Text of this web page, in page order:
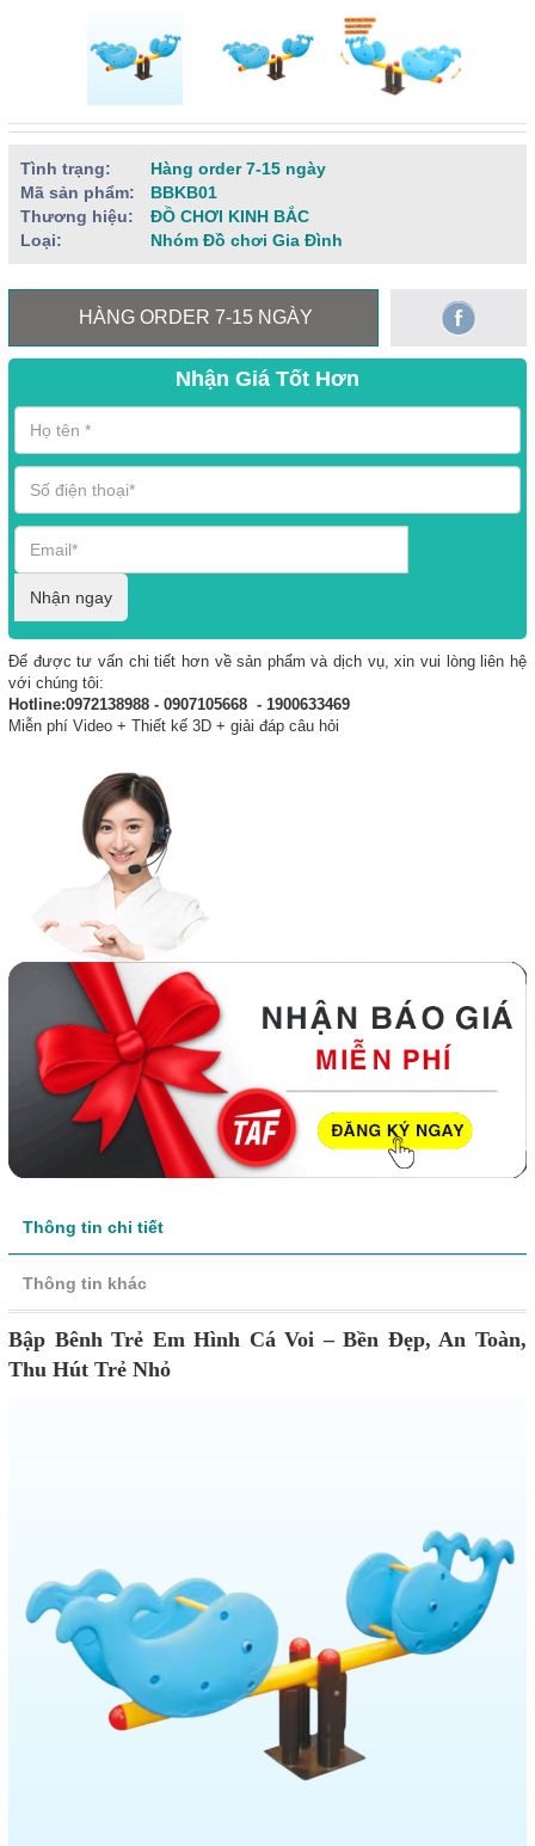
Tình trạng:
Hàng order 7-15 ngày
Mã sản phẩm:
BBKB01
Thương hiệu:
ĐỒ CHƠI KINH BẮC
Loại:
Nhóm Đồ chơi Gia Đình
HÀNG ORDER 7-15 NGÀY
Nhận Giá Tốt Hơn
Nhận ngay
Để được tư vấn chi tiết hơn về sản phẩm và dịch vụ, xin vui lòng liên hệ
với chúng tôi:
Hotline:0972138988 - 0907105668 - 1900633469
Miễn phí Video + Thiết kế 3D + giải đáp câu hỏi
Thông tin chi tiết
Thông tin khác
Bập Bênh Trẻ Em Hình Cá Voi – Bền Đẹp, An Toàn,
Thu Hút Trẻ Nhỏ